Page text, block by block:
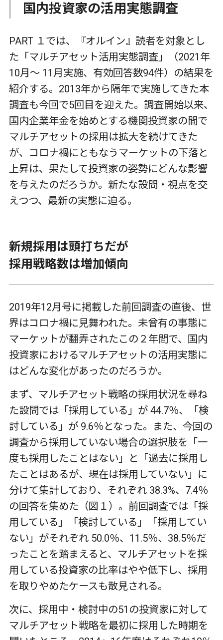
国内投資家の活用実態調査
PART １では、『オルイン』読者を対象とし
た「マルチアセット活用実態調査」（2021年
10月～ 11月実施、有効回答数94件）の結果を
紹介する。2013年から隔年で実施してきた本
調査も今回で5回目を迎えた。調査開始以来、
国内企業年金を始めとする機関投資家の間で
マルチアセットの採用は拡大を続けてきた
が、コロナ禍にともなうマーケットの下落と
上昇は、果たして投資家の姿勢にどんな影響
を与えたのだろうか。新たな設問・視点を交
えつつ、最新の実態に迫る。
新規採用は頭打ちだが
採用戦略数は増加傾向
2019年12月号に掲載した前回調査の直後、世
界はコロナ禍に見舞われた。未曾有の事態に
マーケットが翻弄されたこの２年間で、国内
投資家におけるマルチアセットの活用実態に
はどんな変化があったのだろうか。
まず、マルチアセット戦略の採用状況を尋ね
た設問では「採用している」が 44.7％、「検
討している」が 9.6％となった。また、今回の
調査から採用していない場合の選択肢を「一
度も採用したことはない」と「過去に採用し
たことはあるが、現在は採用していない」に
分けて集計しており、それぞれ 38.3%、7.4％
の回答を集めた（図１）。前回調査では「採
用している」「検討している」「採用してい
ない」がそれぞれ 50.0％、11.5％、38.5％だ
ったことを踏まえると、マルチアセットを採
用している投資家の比率はやや低下し、採用
を取りやめたケースも散見される。
次に、採用中・検討中の51の投資家に対して
マルチアセット戦略を最初に採用した時期を